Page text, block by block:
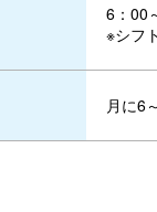
6：00
※シフ
月に6